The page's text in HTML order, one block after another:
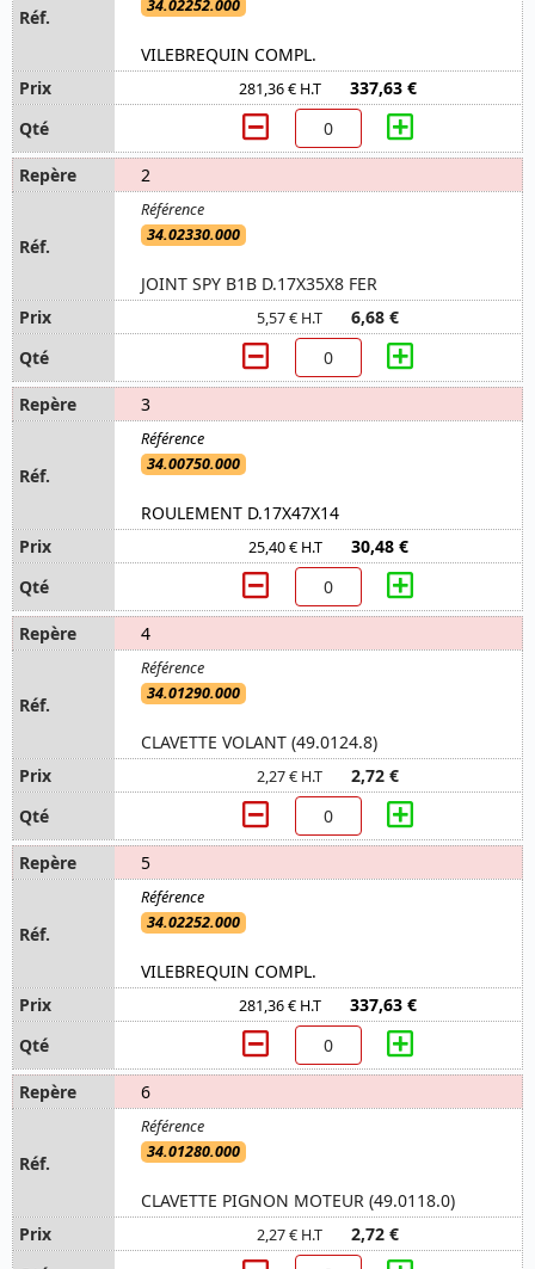
34.02252.000
VILEBREQUIN COMPL.
281,36 € H.T 337,63 €
2
34.02330.000
JOINT SPY B1B D.17X35X8 FER
5,57 € H.T 6,68 €
3
34.00750.000
ROULEMENT D.17X47X14
25,40 € H.T 30,48 €
4
34.01290.000
CLAVETTE VOLANT (49.0124.8)
2,27 € H.T 2,72 €
5
34.02252.000
VILEBREQUIN COMPL.
281,36 € H.T 337,63 €
6
34.01280.000
CLAVETTE PIGNON MOTEUR (49.0118.0)
2,27 € H.T 2,72 €